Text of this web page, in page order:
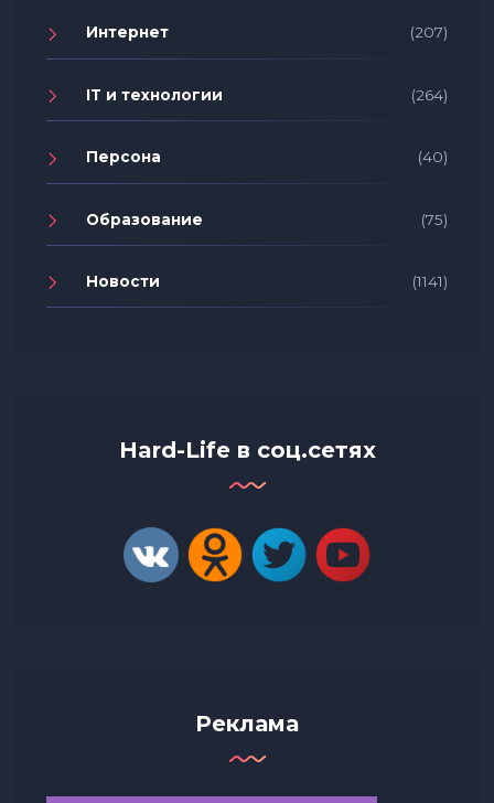
Интернет (207)
IT и технологии (264)
Персона (40)
Образование (75)
Новости (1141)
Hard-Life в соц.сетях
Реклама